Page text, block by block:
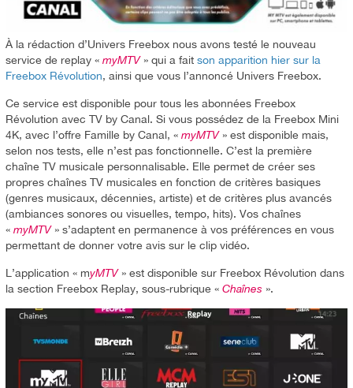
À la rédaction d’Univers Freebox nous avons testé le nouveau
service de replay « myMTV » qui a fait son apparition hier sur la
Freebox Révolution, ainsi que vous l’annoncé Univers Freebox.
Ce service est disponible pour tous les abonnées Freebox
Révolution avec TV by Canal. Si vous possédez de la Freebox Mini
4K, avec l’offre Famille by Canal, « myMTV » est disponible mais,
selon nos tests, elle n’est pas fonctionnelle. C’est la première
chaîne TV musicale personnalisable. Elle permet de créer ses
propres chaînes TV musicales en fonction de critères basiques
(genres musicaux, décennies, artiste) et de critères plus avancés
(ambiances sonores ou visuelles, tempo, hits). Vos chaînes
« myMTV » s’adaptent en permanence à vos préférences en vous
permettant de donner votre avis sur le clip vidéo.
L’application « myMTV » est disponible sur Freebox Révolution dans
la section Freebox Replay, sous-rubrique « Chaînes ».